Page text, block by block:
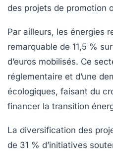
des projets de promotion
Par ailleurs, les énergies
remarquable de 11,5 %
d’euros mobilisés. Ce
réglementaire et d’une
écologiques, faisant du
financer la transition
La diversification des
de 31 % d’initiatives